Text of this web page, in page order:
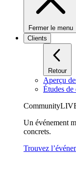
Fermer le menu
Clients
Retour
Aperçu
Études de
Un événement
concrets.
Trouvez